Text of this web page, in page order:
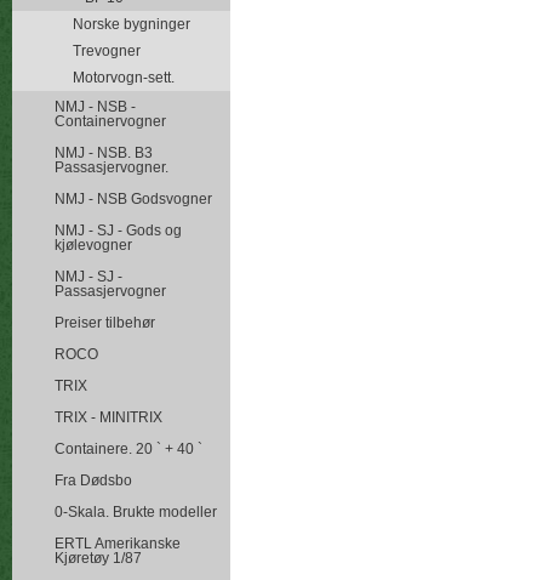
Norske bygninger
Trevogner
Motorvogn-sett.
NMJ - NSB -
Containervogner
NMJ - NSB. B3
Passasjervogner.
NMJ - NSB Godsvogner
NMJ - SJ - Gods og
kjølevogner
NMJ - SJ -
Passasjervogner
Preiser tilbehør
ROCO
TRIX
TRIX - MINITRIX
Containere. 20 ` + 40 `
Fra Dødsbo
0-Skala. Brukte modeller
ERTL Amerikanske
Kjøretøy 1/87